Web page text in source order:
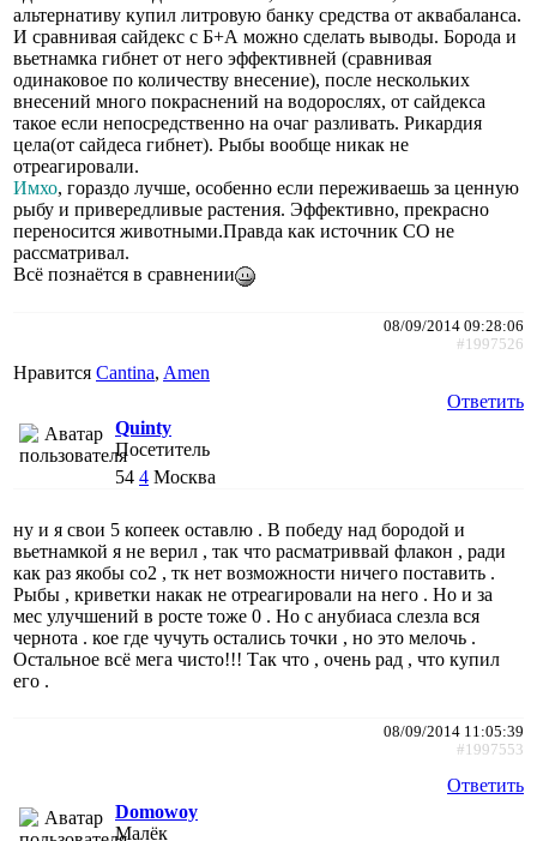
альтернативу купил литровую банку средства от аквабаланса.
И сравнивая сайдекс с Б+А можно сделать выводы. Борода и
вьетнамка гибнет от него эффективней (сравнивая
одинаковое по количеству внесение), после нескольких
внесений много покраснений на водорослях, от сайдекса
такое если непосредственно на очаг разливать. Рикардия
цела(от сайдеса гибнет). Рыбы вообще никак не
отреагировали.
Имхо, гораздо лучше, особенно если переживаешь за ценную
рыбу и привередливые растения. Эффективно, прекрасно
переносится животными.Правда как источник СО не
рассматривал.
Всё познаётся в сравнении
08/09/2014 09:28:06
#1997526
Нравится Cantina, Amen
Ответить
Quinty
Посетитель
54 4 Москва
ну и я свои 5 копеек оставлю . В победу над бородой и
вьетнамкой я не верил , так что расматриввай флакон , ради
как раз якобы со2 , тк нет возможности ничего поставить .
Рыбы , криветки накак не отреагировали на него . Но и за
мес улучшений в росте тоже 0 . Но с анубиаса слезла вся
чернота . кое где чучуть остались точки , но это мелочь .
Остальное всё мега чисто!!! Так что , очень рад , что купил
его .
08/09/2014 11:05:39
#1997553
Ответить
Domowoy
Малёк